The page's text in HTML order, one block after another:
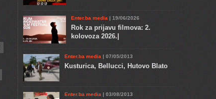
Enter.ba media | 19/06/2026
Rok za prijavu filmova: 2.
kolovoza 2026.|
Enter.ba media | 07/05/2013
Kusturica, Bellucci, Hutovo Blato
Enter.ba media | 03/08/2013